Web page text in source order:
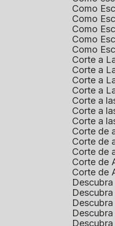
Como
Como
Como
Como
Como
Corte a
Corte a
Corte a
Corte a
Corte a
Corte a
Corte a
Corte
Corte
Corte
Corte
Corte